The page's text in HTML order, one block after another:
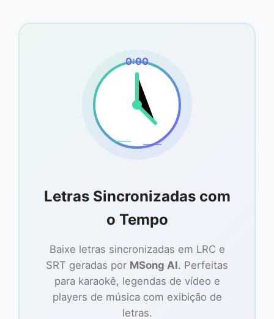
0:00
Letras Sincronizadas com
o Tempo
Baixe letras sincronizadas em LRC e
SRT geradas por MSong AI. Perfeitas
para karaokê, legendas de vídeo e
players de música com exibição de
letras.